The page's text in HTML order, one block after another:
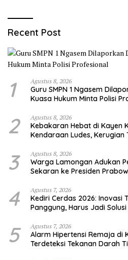
Recent Post
1 Agustus 8, 2026
Guru SMPN 1 Ngasem
Kuasa Hukum Minta Polisi
2 Agustus 8, 2026
Kebakaran Hebat di Kayen
Kendaraan Ludes, Kerugian
3 Agustus 8, 2026
Warga Lamongan Adukan
Sekaran ke Presiden
4 Agustus 7, 2026
Kediri Cerdas 2026: Inovasi
Panggung, Harus Jadi
5 Agustus 7, 2026
Alarm Hipertensi Remaja di
Terdeteksi Tekanan Darah